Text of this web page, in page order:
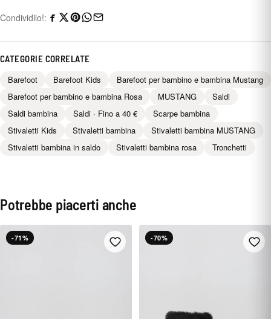
Condividilo!:
CATEGORIE CORRELATE
Barefoot Barefoot Kids
Barefoot per bambino e bambina Mustang
Barefoot per bambino e bambina Rosa
MUSTANG
Saldi
Saldi bambina
Saldi · Fino a 40 €
Scarpe bambina
Stivaletti Kids
Stivaletti bambina
Stivaletti bambina MUSTANG
Stivaletti bambina in saldo
Stivaletti bambina rosa Tronchetti
Potrebbe piacerti anche
-71% -70%